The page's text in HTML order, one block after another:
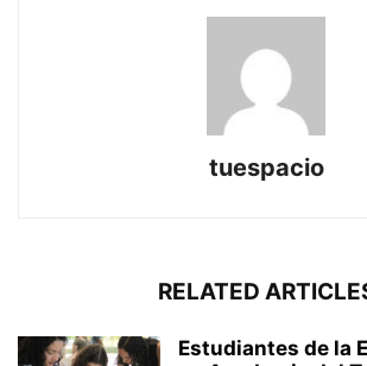
tuespacio
RELATED
Estudiantes de la